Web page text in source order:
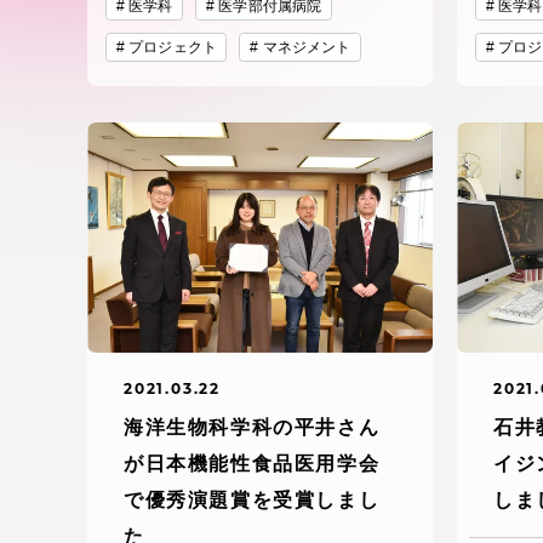
医学科 医学部付属病院
プロジェクト マネジメント
医学科
プロ
2021.03.22
海洋生物科学科の平井さん
が日本機能性食品医用学会
で優秀演題賞を受賞しまし
た
石井
イジ
しま
在学生の皆様
教育・研究組織について
付属図
グローバルネットワーク
グローバルネットワーク
海外派遣留学プログラム –
TOKAI Outbound
学外連
学外連携
産官学